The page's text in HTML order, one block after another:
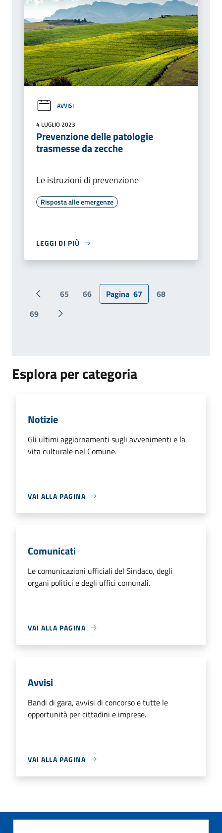
AVVISI
4 LUGLIO 2023
Prevenzione delle patologie
trasmesse da zecche
Le istruzioni di prevenzione
Risposta alle emergenze
LEGGI DI PIÙ
Pagina precedente
65 66 Pagina 67
68
69
Pagina successiva
Esplora per categoria
Notizie
Gli ultimi aggiornamenti sugli avvenimenti e la
vita culturale nel Comune.
VAI ALLA PAGINA
Comunicati
Le comunicazioni ufficiali del Sindaco, degli
organi politici e degli uffici comunali.
VAI ALLA PAGINA
Avvisi
Bandi di gara, avvisi di concorso e tutte le
opportunità per cittadini e imprese.
VAI ALLA PAGINA